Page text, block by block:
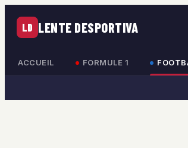
LD LENTE DESPORTIVA
ACCUEIL FORMULE 1